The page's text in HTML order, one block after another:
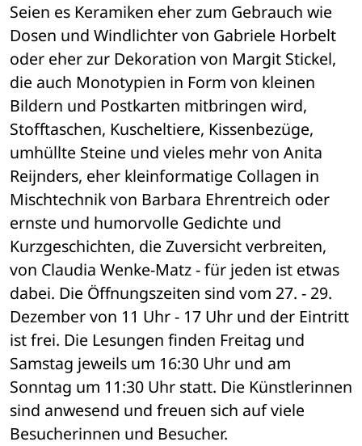
Seien es Keramiken eher zum Gebrauch wie
Dosen und Windlichter von Gabriele Horbelt
oder eher zur Dekoration von Margit Stickel,
die auch Monotypien in Form von kleinen
Bildern und Postkarten mitbringen wird,
Stofftaschen, Kuscheltiere, Kissenbezüge,
umhüllte Steine und vieles mehr von Anita
Reijnders, eher kleinformatige Collagen in
Mischtechnik von Barbara Ehrentreich oder
ernste und humorvolle Gedichte und
Kurzgeschichten, die Zuversicht verbreiten,
von Claudia Wenke-Matz - für jeden ist etwas
dabei. Die Öffnungszeiten sind vom 27. - 29.
Dezember von 11 Uhr - 17 Uhr und der Eintritt
ist frei. Die Lesungen finden Freitag und
Samstag jeweils um 16:30 Uhr und am
Sonntag um 11:30 Uhr statt. Die Künstlerinnen
sind anwesend und freuen sich auf viele
Besucherinnen und Besucher.